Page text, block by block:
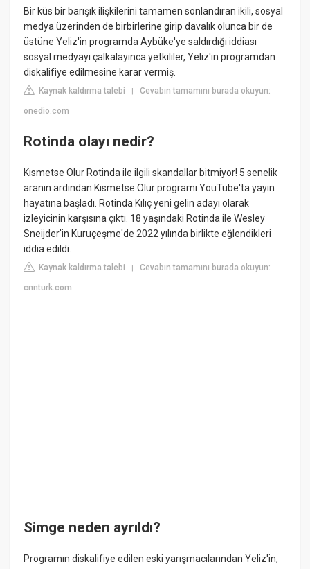
Bir küs bir barışık ilişkilerini tamamen sonlandıran ikili, sosyal
medya üzerinden de birbirlerine girip davalık olunca bir de
üstüne Yeliz'in programda Aybüke'ye saldırdığı iddiası
sosyal medyayı çalkalayınca yetkililer, Yeliz'in programdan
diskalifiye edilmesine karar vermiş.
Kaynak kaldırma talebi |Cevabın tamamını burada okuyun:
onedio.com
Rotinda olayı nedir?
Kısmetse Olur Rotinda ile ilgili skandallar bitmiyor! 5 senelik
aranın ardından Kısmetse Olur programı YouTube'ta yayın
hayatına başladı. Rotinda Kılıç yeni gelin adayı olarak
izleyicinin karşısına çıktı. 18 yaşındaki Rotinda ile Wesley
Sneijder'in Kuruçeşme'de 2022 yılında birlikte eğlendikleri
iddia edildi.
Kaynak kaldırma talebi |Cevabın tamamını burada okuyun:
cnnturk.com
Simge neden ayrıldı?
Programın diskalifiye edilen eski yarışmacılarından Yeliz'in,